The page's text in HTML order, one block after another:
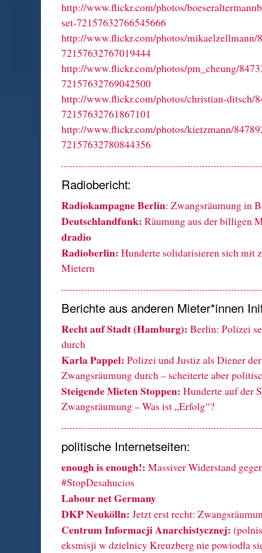
http://www.flickr.com/photos/
set-72157632766545666
http://www.flickr.com/photos/mikaelzellmann/
72157632767019444
http://www.flickr.com/photos/pm_cheung/
72157632769042500
http://www.flickr.com/photos/christian-ditsch/
72157632761867101
http://www.flickr.com/photos/kietzmann/
72157632780844356
Radiobericht:
Radiokampagne Berlin: Zwangsräumung in
Deutschlandfunk: Räumung aus der billigen
dradio
Radioberlin: Hunderte solidarisieren sich mit
Mietern
Berichte aus anderen Mieter*innen
Recht auf Stadt (Hamburg): Berlin: Polizei
durch
Karla Pappel: Polizei und Justiz als Diener
Zwangsräumung durch – scheiterte aber
Steigende Mieten Stoppen: Hunderte auf der
Zwangsräumung – Was ist „Erfolg“?
politische Internetseiten:
enough is enough!: Massiver Widerstand
#StopDesahucios
Labour net Germany
DKP Neukölln: Jetzt erst recht:
Centrum Informacji Anarchistycznej:
eksmisji w dzielnicy Kreuzberg nie powiodła